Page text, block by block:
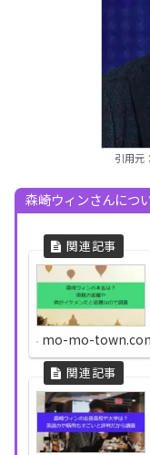
引用元
森崎ウィンさんにつ
mo-mo-